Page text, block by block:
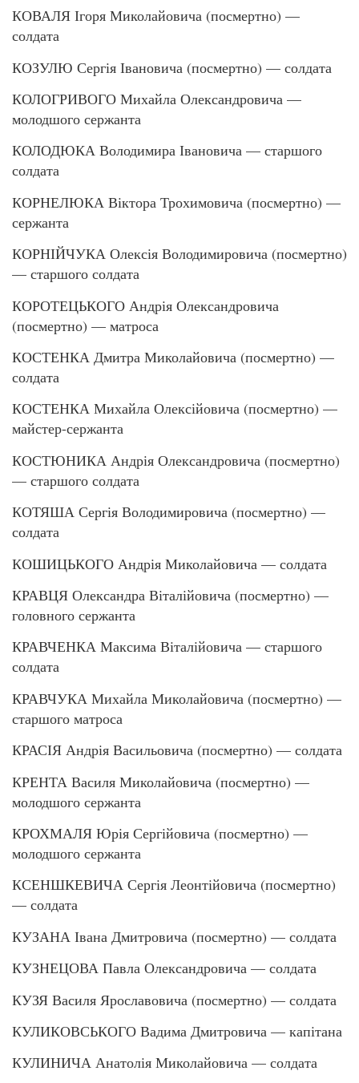
КОВАЛЯ Ігоря Миколайовича (посмертно) —
солдата
КОЗУЛЮ Сергія Івановича (посмертно) — солдата
КОЛОГРИВОГО Михайла Олександровича —
молодшого сержанта
КОЛОДЮКА Володимира Івановича — старшого
солдата
КОРНЕЛЮКА Віктора Трохимовича (посмертно) —
сержанта
КОРНІЙЧУКА Олексія Володимировича (посмертно)
— старшого солдата
КОРОТЕЦЬКОГО Андрія Олександровича
(посмертно) — матроса
КОСТЕНКА Дмитра Миколайовича (посмертно) —
солдата
КОСТЕНКА Михайла Олексійовича (посмертно) —
майстер-сержанта
КОСТЮНИКА Андрія Олександровича (посмертно)
— старшого солдата
КОТЯША Сергія Володимировича (посмертно) —
солдата
КОШИЦЬКОГО Андрія Миколайовича — солдата
КРАВЦЯ Олександра Віталійовича (посмертно) —
головного сержанта
КРАВЧЕНКА Максима Віталійовича — старшого
солдата
КРАВЧУКА Михайла Миколайовича (посмертно) —
старшого матроса
КРАСІЯ Андрія Васильовича (посмертно) — солдата
КРЕНТА Василя Миколайовича (посмертно) —
молодшого сержанта
КРОХМАЛЯ Юрія Сергійовича (посмертно) —
молодшого сержанта
КСЕНШКЕВИЧА Сергія Леонтійовича (посмертно)
— солдата
КУЗАНА Івана Дмитровича (посмертно) — солдата
КУЗНЕЦОВА Павла Олександровича — солдата
КУЗЯ Василя Ярославовича (посмертно) — солдата
КУЛИКОВСЬКОГО Вадима Дмитровича — капітана
КУЛИНИЧА Анатолія Миколайовича — солдата